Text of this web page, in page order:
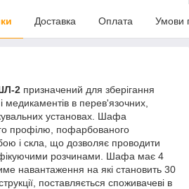
Доставка Оплата Умови
2 призначений для зберігання
медикаментів в перев'язочних,
установах. Шафа
профілю, пофарбованого
і скла, що дозволяє проводити
розчинами. Шафа має 4
навантаження на які становить 30
поставляється споживачеві в